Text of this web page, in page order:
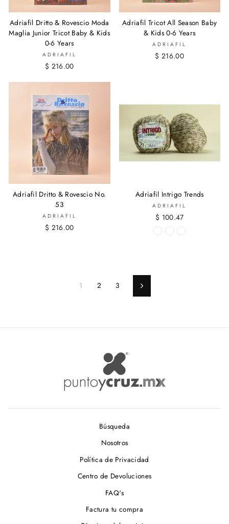
Adriafil Dritto & Rovescio Moda
Maglia Junior Tricot Baby & Kids
0-6 Years
ADRIAFIL
$ 216.00
Adriafil Tricot All Season Baby
& Kids 0-6 Years
ADRIAFIL
$ 216.00
Adriafil Dritto & Rovescio No.
53
ADRIAFIL
$ 216.00
Adriafil Intrigo Trends
ADRIAFIL
$ 100.47
1 2 3 Siguiente
Búsqueda
Nosotros
Política de Privacidad
Centro de Devoluciones
FAQ's
Factura tu compra